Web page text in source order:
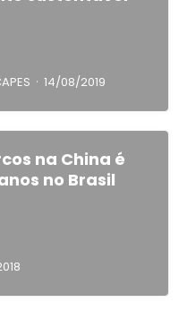
· 14/08/2019
na China é
no Brasil